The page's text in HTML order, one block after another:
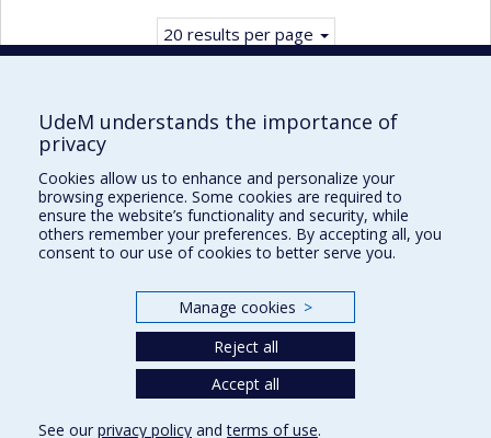
20 results per page
Faculté des sciences infirmières
Pavillon Marguerite-d'Youville
2375, chemin de la Côte-Sainte-Catherine
Montréal (Québec) H3T 1A8
UdeM understands the importance of
privacy
Cookies allow us to enhance and personalize your
browsing experience. Some cookies are required to
ensure the website’s functionality and security, while
others remember your preferences. By accepting all, you
consent to our use of cookies to better serve you.
Manage cookies >
Reject all
Accept all
See our privacy policy andterms of use.